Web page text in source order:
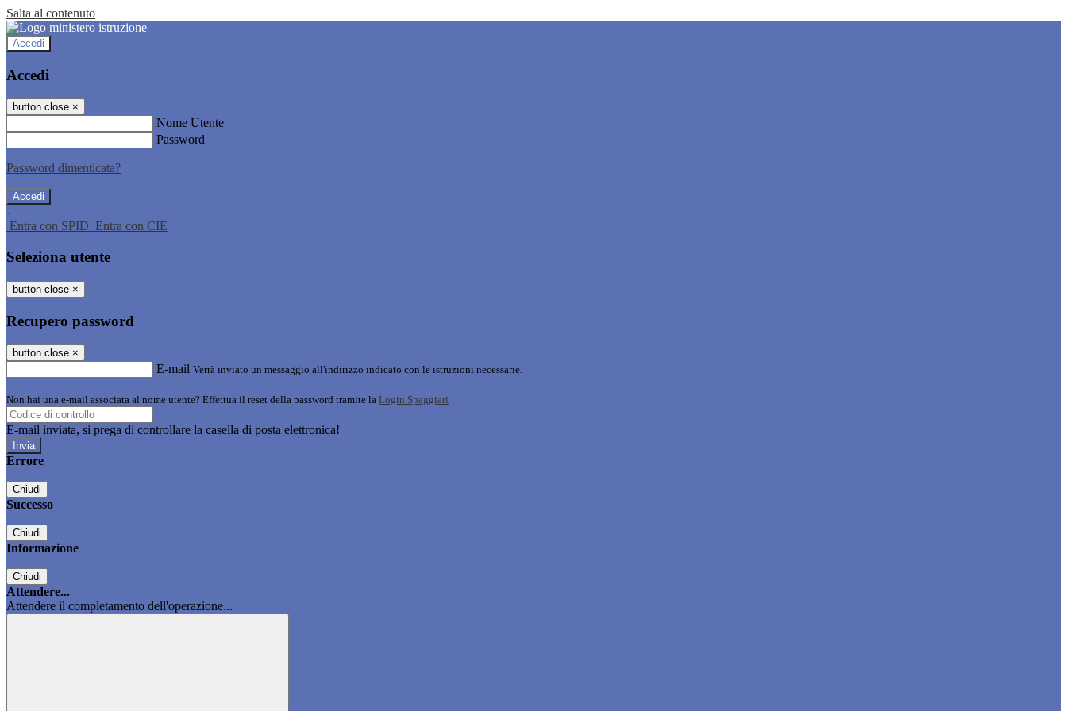
Salta al contenuto
Accedi
Accedi
button close ×
Nome Utente
Password
Password dimenticata?
-
Entra con SPID Entra con CIE
Seleziona utente
button close ×
Recupero password
button close ×
E-mail Verrà inviato un messaggio all'indirizzo indicato con le istruzioni necessarie.
Non hai una e-mail associata al nome utente? Effettua il reset della password tramite la Login Spaggiari
E-mail inviata, si prega di controllare la casella di posta elettronica!
Errore
Chiudi
Successo
Chiudi
Informazione
Chiudi
Attendere...
Attendere il completamento dell'operazione...